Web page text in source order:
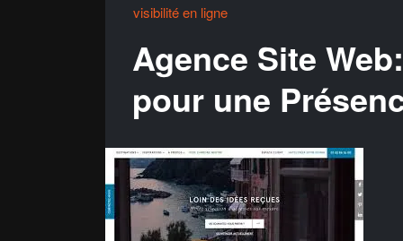
visibilité en ligne
Agence Site
pour une